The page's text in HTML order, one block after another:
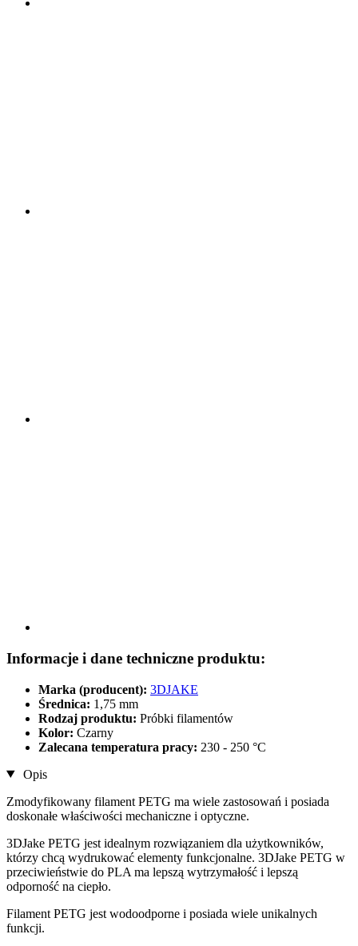
Informacje i dane techniczne produktu:
Marka (producent): 3DJAKE
Średnica: 1,75 mm
Rodzaj produktu: Próbki filamentów
Kolor: Czarny
Zalecana temperatura pracy: 230 - 250 °C
Opis
Zmodyfikowany filament PETG ma wiele zastosowań i posiada
doskonałe właściwości mechaniczne i optyczne.
3DJake PETG jest idealnym rozwiązaniem dla użytkowników,
którzy chcą wydrukować elementy funkcjonalne. 3DJake PETG w
przeciwieństwie do PLA ma lepszą wytrzymałość i lepszą
odporność na ciepło.
Filament PETG jest wodoodporne i posiada wiele unikalnych
funkcji.